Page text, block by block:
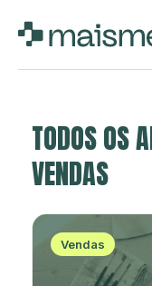
TODOS OS
VENDAS
Vendas